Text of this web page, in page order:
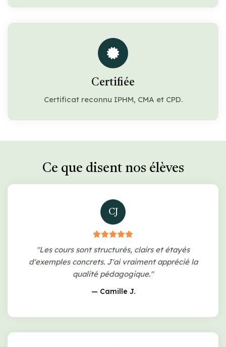
Certifiée
Certificat reconnu IPHM, CMA et CPD.
Ce que disent nos élèves
CJ
"Les cours sont structurés, clairs et étayés
d'exemples concrets. J'ai vraiment apprécié la
qualité pédagogique."
— Camille J.